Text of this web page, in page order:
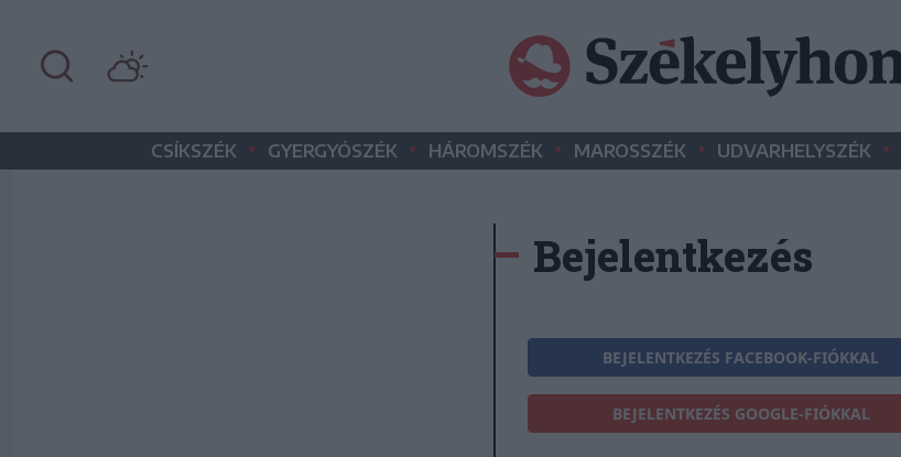
CSÍKSZÉK • GYERGYÓSZÉK • HÁROMSZÉK • MAROSSZÉK • UDVARHELYSZÉK •
Bejelentkezés
BEJELENTKEZÉS FACEBOOK-FIÓKKAL
BEJELENTKEZÉS GOOGLE-FIÓKKAL